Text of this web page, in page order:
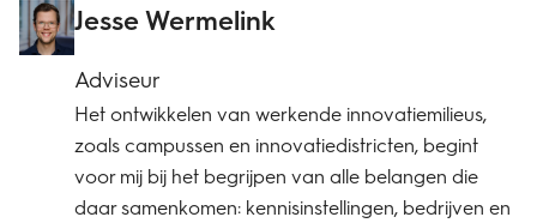
Jesse Wermelink
Adviseur
Het ontwikkelen van werkende innovatiemilieus,
zoals campussen en innovatiedistricten, begint
voor mij bij het begrijpen van alle belangen die
daar samenkomen: kennisinstellingen, bedrijven en